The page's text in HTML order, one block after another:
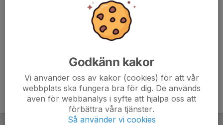
Godkänn kakor
Vi använder oss av kakor (cookies) för att vår
webbplats ska fungera bra för dig. De används
även för webbanalys i syfte att hjälpa oss att
förbättra våra tjänster.
Så använder vi cookies